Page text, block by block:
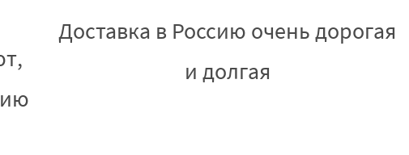
Доставка в Россию очень дорогая
и долгая